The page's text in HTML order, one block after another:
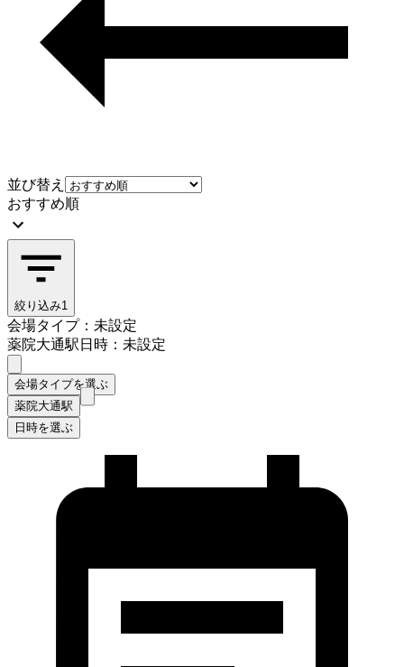
並び替え
おすすめ順
絞り込み1
会場タイプ：未設定
薬院大通駅日時：未設定
会場タイプを選ぶ
薬院大通駅
日時を選ぶ